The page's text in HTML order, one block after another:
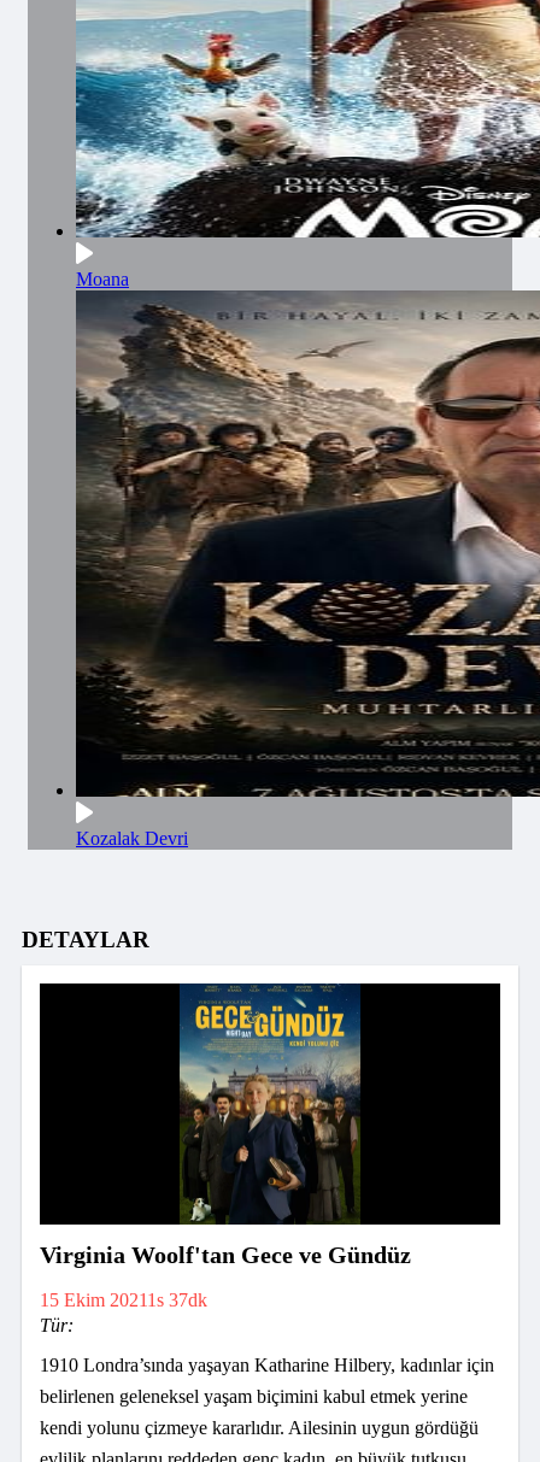
Moana
Kozalak Devri
DETAYLAR
Virginia Woolf'tan Gece ve Gündüz
15 Ekim 20211s 37dk
Tür:
1910 Londra’sında yaşayan Katharine Hilbery, kadınlar için
belirlenen geleneksel yaşam biçimini kabul etmek yerine
kendi yolunu çizmeye kararlıdır. Ailesinin uygun gördüğü